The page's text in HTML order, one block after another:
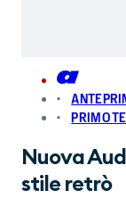
PRIMO
Nuova
stile retrò